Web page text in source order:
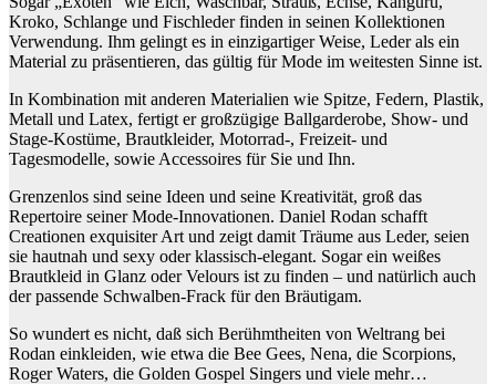
Kroko, Schlange und Fischleder finden in seinen Kollektionen
Verwendung. Ihm gelingt es in einzigartiger Weise, Leder als ein
Material zu präsentieren, das gültig für Mode im weitesten Sinne ist.
In Kombination mit anderen Materialien wie Spitze, Federn, Plastik,
Metall und Latex, fertigt er großzügige Ballgarderobe, Show- und
Stage-Kostüme, Brautkleider, Motorrad-, Freizeit- und
Tagesmodelle, sowie Accessoires für Sie und Ihn.
Grenzenlos sind seine Ideen und seine Kreativität, groß das
Repertoire seiner Mode-Innovationen. Daniel Rodan schafft
Creationen exquisiter Art und zeigt damit Träume aus Leder, seien
sie hautnah und sexy oder klassisch-elegant. Sogar ein weißes
Brautkleid in Glanz oder Velours ist zu finden – und natürlich auch
der passende Schwalben-Frack für den Bräutigam.
So wundert es nicht, daß sich Berühmtheiten von Weltrang bei
Rodan einkleiden, wie etwa die Bee Gees, Nena, die Scorpions,
Roger Waters, die Golden Gospel Singers und viele mehr…